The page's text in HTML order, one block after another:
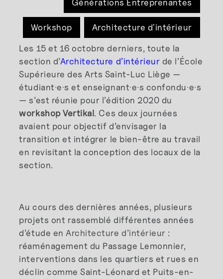
Générations Entreprenantes
Workshop
Architecture d'intérieur
Les 15 et 16 octobre derniers, toute la
section d’Architecture d’intérieur de l’École
Supérieure des Arts Saint-Luc Liège —
étudiant·e·s et enseignant·e·s confondu·e·s
— s’est réunie pour l’édition 2020 du
workshop Vertikal. Ces deux journées
avaient pour objectif d’envisager la
transition et intégrer le bien-être au travail
en revisitant la conception des locaux de la
section.
Au cours des dernières années, plusieurs
projets ont rassemblé différentes années
d’étude en Architecture d’intérieur :
réaménagement du Passage Lemonnier,
interventions dans les quartiers et rues en
déclin comme Saint-Léonard et Puits-en-